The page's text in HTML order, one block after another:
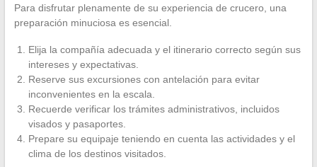
Para disfrutar plenamente de su experiencia de crucero, una
preparación minuciosa es esencial.
Elija la compañía adecuada y el itinerario correcto según sus
intereses y expectativas.
Reserve sus excursiones con antelación para evitar
inconvenientes en la escala.
Recuerde verificar los trámites administrativos, incluidos
visados y pasaportes.
Prepare su equipaje teniendo en cuenta las actividades y el
clima de los destinos visitados.